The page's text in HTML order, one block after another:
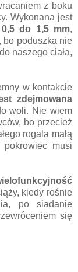
z boku
Wykonana jest
0,5 do 1,5 mm,
bo poduszka nie
naszego ciała,
w kontakcie
zdejmowana
woli. Nie wiem
bo przecież
rogala małą
musi
kiedy rośnie
po siadanie
się